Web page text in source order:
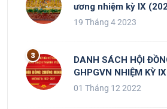
ương nhiệm kỳ IX
19 Tháng 4 2023
DANH SÁCH HỘI
GHPGVN NHIỆM KỲ
01 Tháng 12 2022